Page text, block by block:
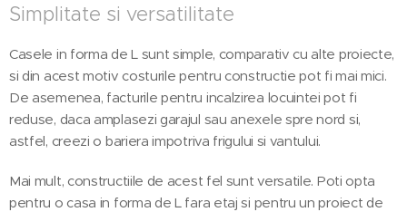
Simplitate si versatilitate
Casele in forma de L sunt simple, comparativ cu alte proiecte,
si din acest motiv costurile pentru constructie pot fi mai mici.
De asemenea, facturile pentru incalzirea locuintei pot fi
reduse, daca amplasezi garajul sau anexele spre nord si,
astfel, creezi o bariera impotriva frigului si vantului.
Mai mult, constructiile de acest fel sunt versatile. Poti opta
pentru o casa in forma de L fara etaj si pentru un proiect de